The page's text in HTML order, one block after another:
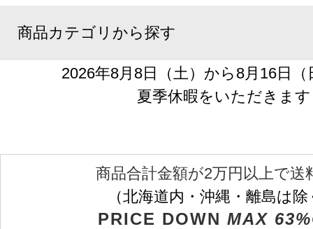
商品カテゴリから探す
2026年8月8日（土）から8月16日
夏季休暇をいただきます
商品合計金額が2万円以上で送
（北海道内・沖縄・離島は
PRICE DOWN MAX